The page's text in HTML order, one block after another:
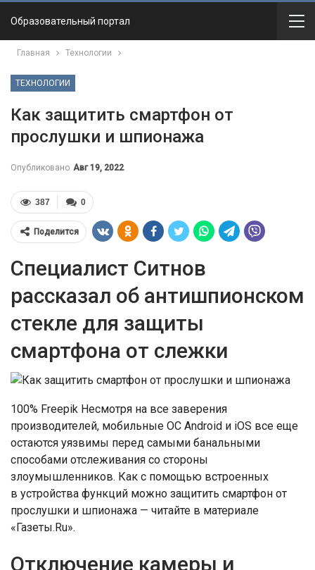
Образовательный портал
Главная Технологии
ТЕХНОЛОГИИ
Как защитить смартфон от
прослушки и шпионажа
Опубликовано Авг 19, 2022
0
387
Поделится
Специалист Ситнов
рассказал об антишпионском
стекле для защиты
смартфона от слежки
100% Freepik Несмотря на все заверения
производителей, мобильные ОС Android и iOS все еще
остаются уязвимы перед самыми банальными
способами отслеживания со стороны
злоумышленников. Как с помощью встроенных
в устройства функций можно защитить смартфон от
прослушки и шпионажа — читайте в материале
«Газеты.Ru».
Отключение камеры и